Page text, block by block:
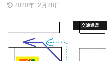
2020年12月28日
交通違反